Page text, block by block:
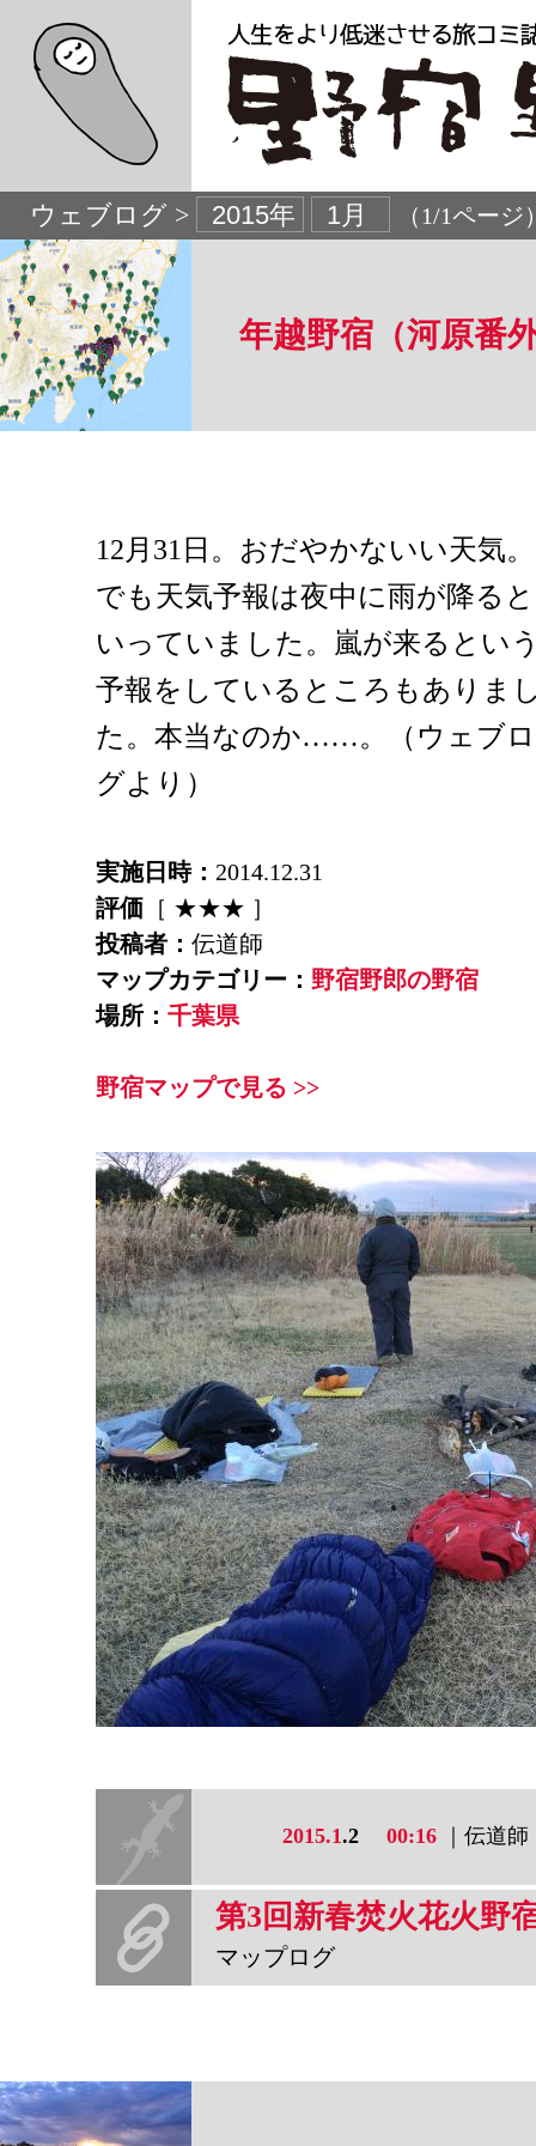
ウェブログ > （1/1ページ
年越野宿（河原番
12月31日。おだやかないい天気。
でも天気予報は夜中に雨が降ると
いっていました。嵐が来るとい
予報をしているところもありま
た。本当なのか……。（ウェブロ
グより）
実施日時： 2014.12.31
評価 ［ ★★★ ］
投稿者： 伝道師
マップカテゴリー： 野宿野郎の野宿
場所： 千葉県
野宿マップで見る >>
2015.1.2 00:16 ｜伝道師
第3回新春焚火花火野
マップログ